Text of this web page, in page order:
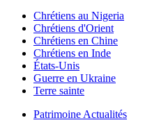
Chrétiens au Nigeria
Chrétiens d'Orient
Chrétiens en Chine
Chrétiens en Inde
États-Unis
Guerre en Ukraine
Terre sainte
Patrimoine Actualités